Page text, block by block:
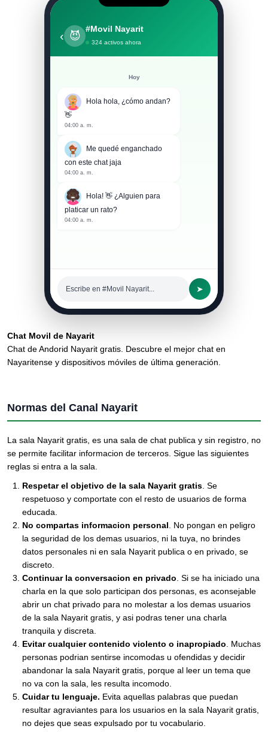
‹ 😈
#Movil Nayarit
324 activos ahora
Hoy
Hola hola, ¿cómo andan?
👋
04:00 a. m.
Me quedé enganchado
con este chat jaja
04:00 a. m.
Hola! 👋 ¿Alguien para
platicar un rato?
04:00 a. m.
Escribe en #Movil Nayarit... ➤
Chat Movil de Nayarit
Chat de Andorid Nayarit gratis. Descubre el mejor chat en
Nayaritense y dispositivos móviles de última generación.
Normas del Canal Nayarit
La sala Nayarit gratis, es una sala de chat publica y sin registro, no
se permite facilitar informacion de terceros. Sigue las siguientes
reglas si entra a la sala.
Respetar el objetivo de la sala Nayarit gratis . Se
respetuoso y comportate con el resto de usuarios de forma
educada.
No compartas informacion personal . No pongan en peligro
la seguridad de los demas usuarios, ni la tuya, no brindes
datos personales ni en sala Nayarit publica o en privado, se
discreto.
Continuar la conversacion en privado . Si se ha iniciado una
charla en la que solo participan dos personas, es aconsejable
abrir un chat privado para no molestar a los demas usuarios
de la sala Nayarit gratis, y asi podras tener una charla
tranquila y discreta.
Evitar cualquier contenido violento o inapropiado . Muchas
personas podrian sentirse incomodas u ofendidas y decidir
abandonar la sala Nayarit gratis, porque al leer un tema que
no va con la sala, les resulta incomodo.
Cuidar tu lenguaje. Evita aquellas palabras que puedan
resultar agraviantes para los usuarios en la sala Nayarit gratis,
no dejes que seas expulsado por tu vocabulario.